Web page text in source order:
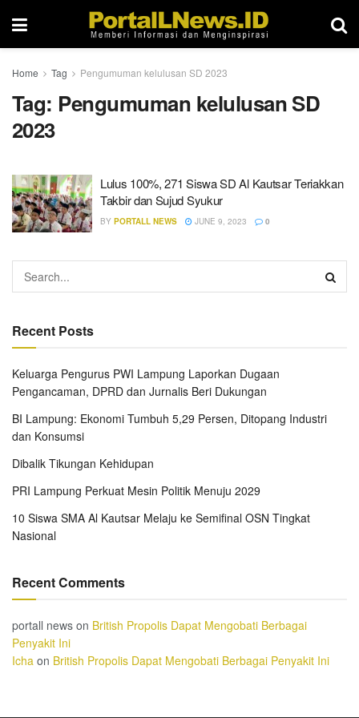
Home Tag Pengumuman kelulusan SD 2023
Tag: Pengumuman kelulusan SD
2023
Lulus 100%, 271 Siswa SD Al Kautsar Teriakkan
Takbir dan Sujud Syukur
BY PORTALL NEWS JUNE 9, 2023 0
Recent Posts
Keluarga Pengurus PWI Lampung Laporkan Dugaan
Pengancaman, DPRD dan Jurnalis Beri Dukungan
BI Lampung: Ekonomi Tumbuh 5,29 Persen, Ditopang Industri
dan Konsumsi
Dibalik Tikungan Kehidupan
PRI Lampung Perkuat Mesin Politik Menuju 2029
10 Siswa SMA Al Kautsar Melaju ke Semifinal OSN Tingkat
Nasional
Recent Comments
portall news on British Propolis Dapat Mengobati Berbagai
Penyakit Ini
Icha on British Propolis Dapat Mengobati Berbagai Penyakit Ini